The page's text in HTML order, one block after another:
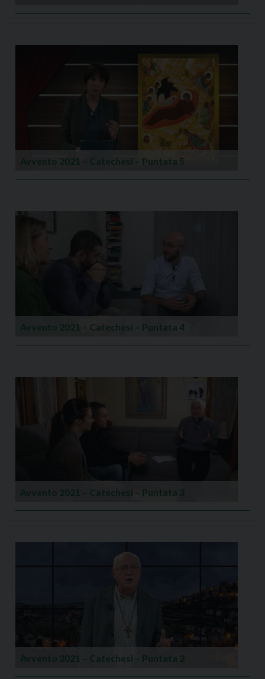
Avvento 2021 – Catechesi – Puntata 5
Avvento 2021 – Catechesi – Puntata 4
Avvento 2021 – Catechesi – Puntata 3
Avvento 2021 – Catechesi – Puntata 2